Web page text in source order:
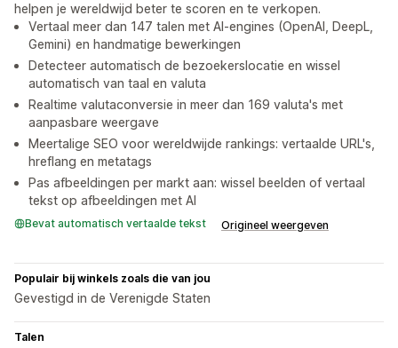
helpen je wereldwijd beter te scoren en te verkopen.
Vertaal meer dan 147 talen met AI-engines (OpenAI, DeepL,
Gemini) en handmatige bewerkingen
Detecteer automatisch de bezoekerslocatie en wissel
automatisch van taal en valuta
Realtime valutaconversie in meer dan 169 valuta's met
aanpasbare weergave
Meertalige SEO voor wereldwijde rankings: vertaalde URL's,
hreflang en metatags
Pas afbeeldingen per markt aan: wissel beelden of vertaal
tekst op afbeeldingen met AI
Bevat automatisch vertaalde tekst Origineel weergeven
Populair bij winkels zoals die van jou
Gevestigd in de Verenigde Staten
Talen